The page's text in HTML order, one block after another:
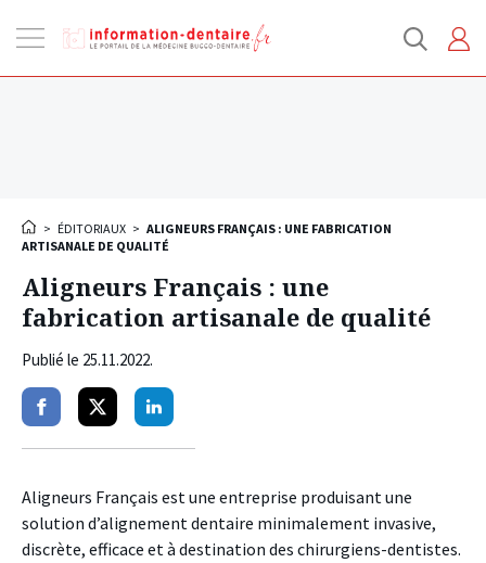
la
> ÉDITORIAUX > ALIGNEURS FRANÇAIS : UNE FABRICATION
ARTISANALE DE QUALITÉ
Aligneurs Français : une
fabrication artisanale de qualité
Publié le 25.11.2022.
PartagerPartagerPartager
Aligneurs Français est une entreprise produisant une
solution d’alignement dentaire minimalement invasive,
discrète, efficace et à destination des chirurgiens-dentistes.